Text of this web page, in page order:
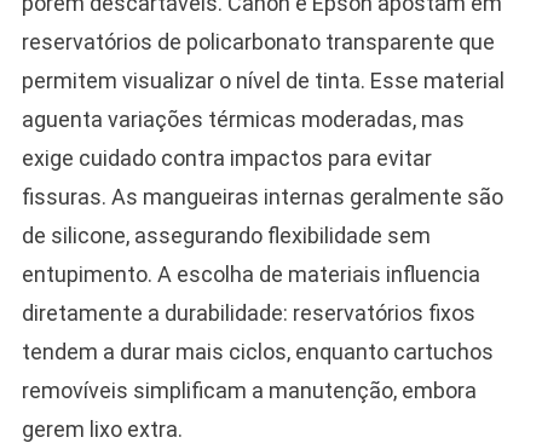
reservatórios de policarbonato transparente que
permitem visualizar o nível de tinta. Esse material
aguenta variações térmicas moderadas, mas
exige cuidado contra impactos para evitar
fissuras. As mangueiras internas geralmente são
de silicone, assegurando flexibilidade sem
entupimento. A escolha de materiais influencia
diretamente a durabilidade: reservatórios fixos
tendem a durar mais ciclos, enquanto cartuchos
removíveis simplificam a manutenção, embora
gerem lixo extra.